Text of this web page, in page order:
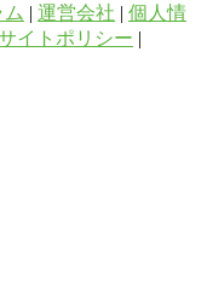
ム | 運営会社 | 個人情
イトポリシー |